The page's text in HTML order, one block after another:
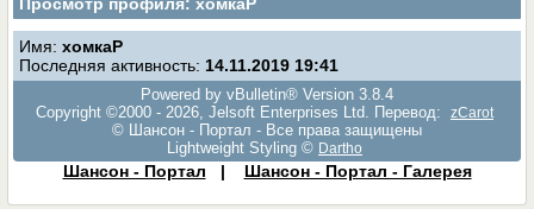
Имя:хомкаР
Последняя активность: 14.11.2019 19:41
Powered by vBulletin® Version 3.8.4
Copyright ©2000 - 2026, Jelsoft Enterprises Ltd. Перевод:
zCarot
© Шансон - Портал - Все права защищены
Lightweight Styling © Dartho
Шансон - Портал | Шансон - Портал - Галерея